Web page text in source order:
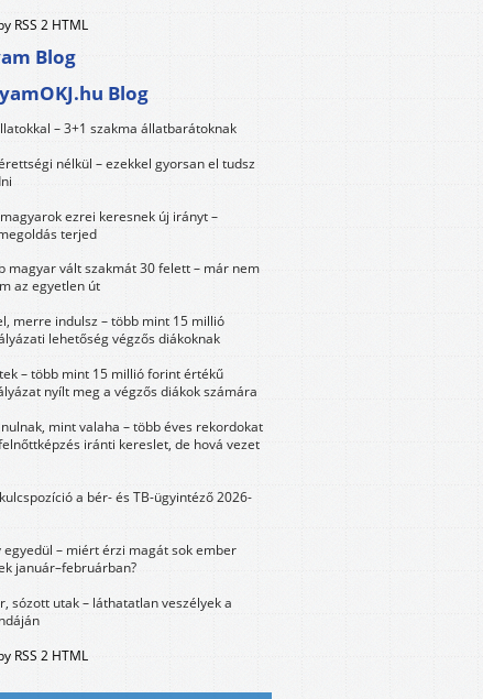
RSS 2 HTML
Blog
Blog
– 3+1 szakma állatbarátoknak
nélkül – ezekkel gyorsan el tudsz
ezrei keresnek új irányt –
terjed
magyar vált szakmát 30 felett – már nem
az egyetlen út
merre indulsz – több mint 15 millió
lehetőség végzős diákoknak
– több mint 15 millió forint értékű
nyílt meg a végzős diákok számára
mint valaha – több éves rekordokat
iránti kereslet, de hová vezet
a bér- és TB-ügyintéző 2026-
egyedül – miért érzi magát sok ember
január–februárban?
sózott utak – láthatatlan veszélyek a
RSS 2 HTML